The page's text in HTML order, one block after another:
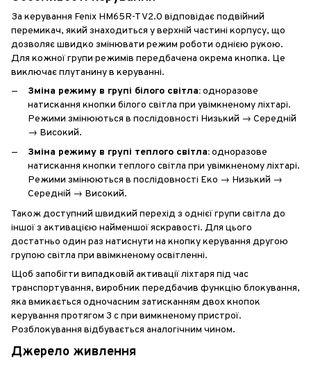
За керування Fenix HM65R-T V2.0 відповідає подвійний
перемикач, який знаходиться у верхній частині корпусу, що
дозволяє швидко змінювати режим роботи однією рукою.
Для кожної групи режимів передбачена окрема кнопка. Це
виключає плутанину в керуванні.
Зміна режиму в групі білого світла:одноразове
натискання кнопки білого світла при увімкненому ліхтарі.
Режими змінюються в послідовності Низький → Середній
→ Високий.
Зміна режиму в групі теплого світла:одноразове
натискання кнопки теплого світла при увімкненому ліхтарі.
Режими змінюються в послідовності Еко → Низький →
Середній → Високий.
Також доступний швидкий перехід з однієї групи світла до
іншої з активацією найменшої яскравості. Для цього
достатньо один раз натиснути на кнопку керування другою
групою світла при ввімкненому освітленні.
Щоб запобігти випадковій активації ліхтаря під час
транспортування, виробник передбачив функцію блокування,
яка вмикається одночасним затисканням двох кнопок
керування протягом 3 с при вимкненому пристрої.
Розблокування відбувається аналогічним чином.
Джерело живлення